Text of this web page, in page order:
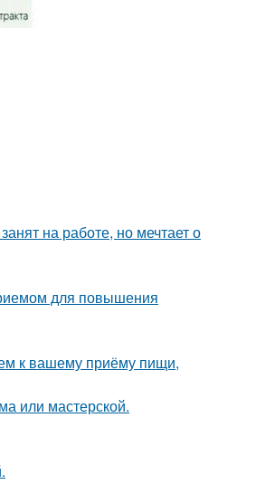
на работе, но мечтает о
для повышения
к вашему приёму пищи,
или мастерской.